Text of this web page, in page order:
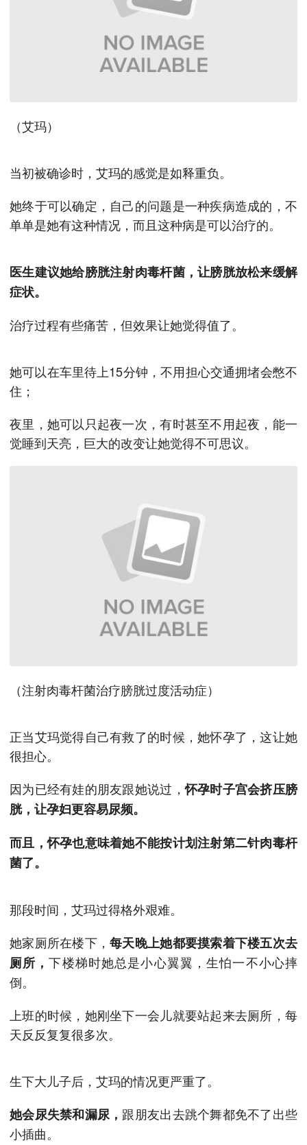
（艾玛）
当初被确诊时，艾玛的感觉是如释重负。
她终于可以确定，自己的问题是一种疾病造成的，不
单单是她有这种情况，而且这种病是可以治疗的。
医生建议她给膀胱注射肉毒杆菌，让膀胱放松来缓解
症状。
治疗过程有些痛苦，但效果让她觉得值了。
她可以在车里待上15分钟，不用担心交通拥堵会憋不
住；
夜里，她可以只起夜一次，有时甚至不用起夜，能一
觉睡到天亮，巨大的改变让她觉得不可思议。
（注射肉毒杆菌治疗膀胱过度活动症）
正当艾玛觉得自己有救了的时候，她怀孕了，这让她
很担心。
因为已经有娃的朋友跟她说过，怀孕时子宫会挤压膀
胱，让孕妇更容易尿频。
而且，怀孕也意味着她不能按计划注射第二针肉毒杆
菌了。
那段时间，艾玛过得格外艰难。
她家厕所在楼下，每天晚上她都要摸索着下楼五次去
厕所，下楼梯时她总是小心翼翼，生怕一不小心摔
倒。
上班的时候，她刚坐下一会儿就要站起来去厕所，每
天反反复复很多次。
生下大儿子后，艾玛的情况更严重了。
她会尿失禁和漏尿， 跟朋友出去跳个舞都免不了出些
小插曲。